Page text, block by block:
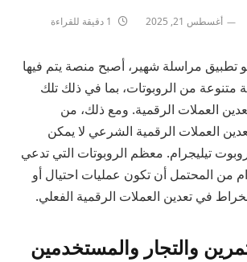
أغسطس 21, 2025
تطبيق مراسلة شهير، أصبح منصة يتم فيها
متنوعة من الروبوتات، بما في ذلك تلك
العملات الرقمية. ومع ذلك، من
العملات الرقمية الشرعي لا يمكن
روبوت تيليجرام. معظم الروبوتات التي تدعي
من المحتمل أن تكون عمليات احتيال أو
في تعدين العملات الرقمية الفعلي.
والتجار والمستخدمين